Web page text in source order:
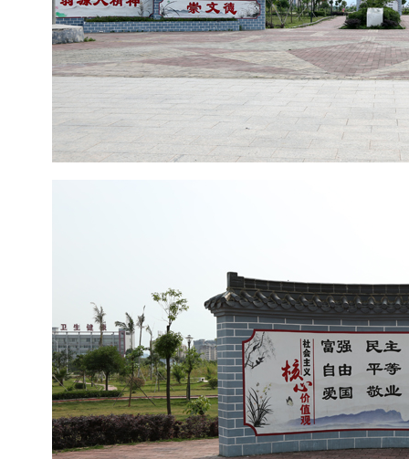
中共翁源县委理论学习中心组学习会